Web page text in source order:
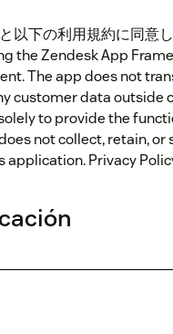
以下の利用規約に同意
the Zendesk App
The app does not
customer data outside
to provide the
not collect, retain,
Privacy